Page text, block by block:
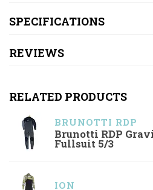
SPECIFICATIONS
REVIEWS
RELATED PRODUCTS
BRUNOTTI RDP
Brunotti RDP
Fullsuit 5/3
ION